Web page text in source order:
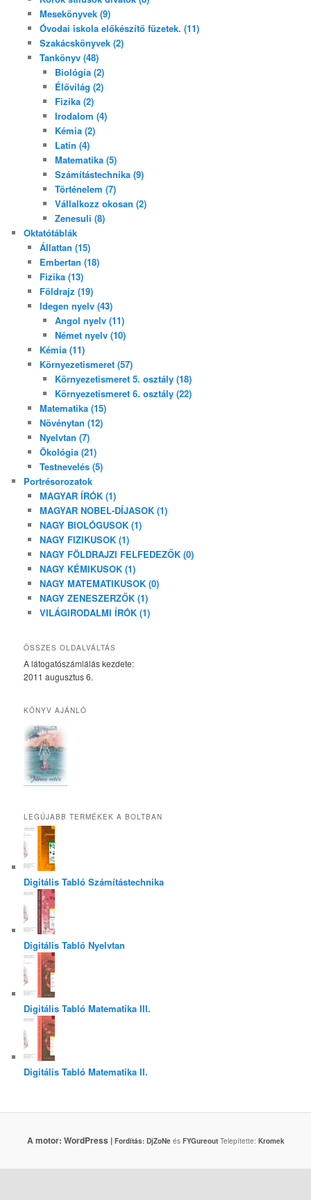
Mesekönyvek (9)
Óvodai iskola előkészítő füzetek. (11)
Szakácskönyvek (2)
Tankönyv (48)
Biológia (2)
Élővilág (2)
Fizika (2)
Irodalom (4)
Kémia (2)
Latin (4)
Matematika (5)
Számítástechnika (9)
Történelem (7)
Vállalkozz okosan (2)
Zenesuli (8)
Oktatótáblák
Állattan (15)
Embertan (18)
Fizika (13)
Földrajz (19)
Idegen nyelv (43)
Angol nyelv (11)
Német nyelv (10)
Kémia (11)
Környezetismeret (57)
Környezetismeret 5. osztály (18)
Környezetismeret 6. osztály (22)
Matematika (15)
Növénytan (12)
Nyelvtan (7)
Ökológia (21)
Testnevelés (5)
Portrésorozatok
MAGYAR ÍRÓK (1)
MAGYAR NOBEL-DÍJASOK (1)
NAGY BIOLÓGUSOK (1)
NAGY FIZIKUSOK (1)
NAGY FÖLDRAJZI FELFEDEZŐK (0)
NAGY KÉMIKUSOK (1)
NAGY MATEMATIKUSOK (0)
NAGY ZENESZERZŐK (1)
VILÁGIRODALMI ÍRÓK (1)
ÖSSZES OLDALVÁLTÁS
A látogatószámlálás kezdete:
2011 augusztus 6.
KÖNYV AJÁNLÓ
LEGÚJABB TERMÉKEK A BOLTBAN
Digitális Tabló Számítástechnika
Digitális Tabló Nyelvtan
Digitális Tabló Matematika III.
Digitális Tabló Matematika II.
A motor: WordPress | Fordítás: DjZoNeés FYGureoutTelepítette: Kromek